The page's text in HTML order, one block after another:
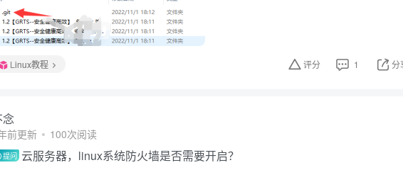
Linux教程 评分 1 分
念
前更新 100次阅读
提问 云服务器，linux系统防火墙是否需要开启？